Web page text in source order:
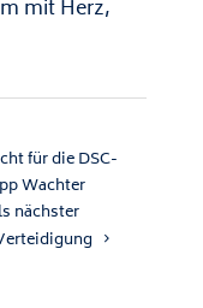
mit Herz,
für die DSC-
Wachter
nächster